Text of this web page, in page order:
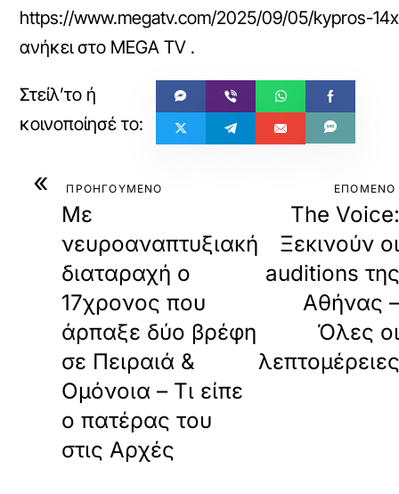
https://www.megatv.com/2025/09/05/kypros-
ανήκει στο MEGA TV .
« ΠΡΟΗΓΟΥΜΕΝΟ
Με
νευροαναπτυξιακή
διαταραχή ο
17χρονος που
άρπαξε δύο βρέφη
σε Πειραιά &
Ομόνοια – Τι είπε
ο πατέρας του
στις Αρχές
ΕΠΟΜΕΝΟ
The
Ξεκινούν
auditions
Αθήνας
Όλες